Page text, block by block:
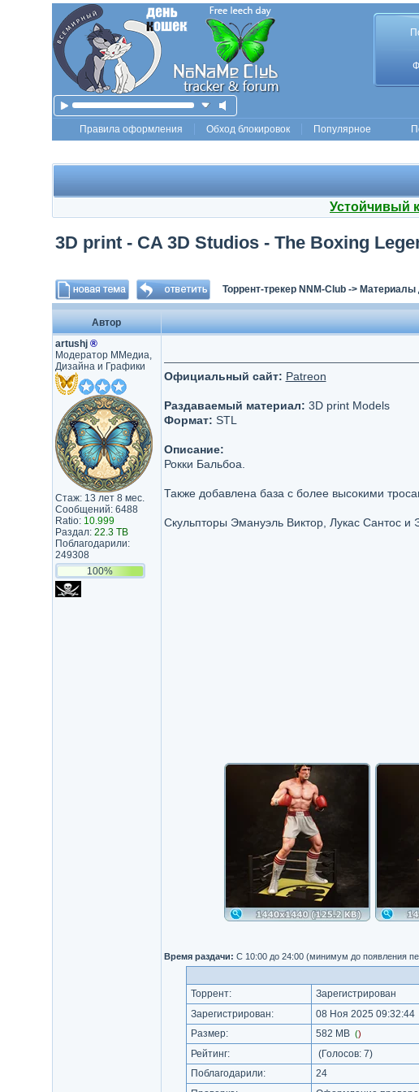
Правила оформления Обход блокировок Популярное
Устойчивый
3D print - CA 3D Studios - The Boxing
Торрент-трекер NNM-Club-> Материалы
Автор
artushj ®
Модератор ММедиа,
Дизайна и Графики
Стаж: 13 лет 8 мес.
Сообщений: 6488
Ratio: 10.999
Раздал: 22.3 TB
Поблагодарили:
249308
100%
Официальный сайт: Patreon
Раздаваемый материал: 3D print Models
Формат: STL
Описание:
Рокки Бальбоа.
Также добавлена ​​база с более высокими
Скульпторы Эмануэль Виктор, Лукас Сантос и
Время раздачи: С 10:00 до 24:00 (минимум до появления
Торрент: Зарегистрирован
Зарегистрирован:
08 Ноя 2025 09:32:44
Размер:
582 MB ()
Рейтинг: (Голосов: 7)
Поблагодарили:
24